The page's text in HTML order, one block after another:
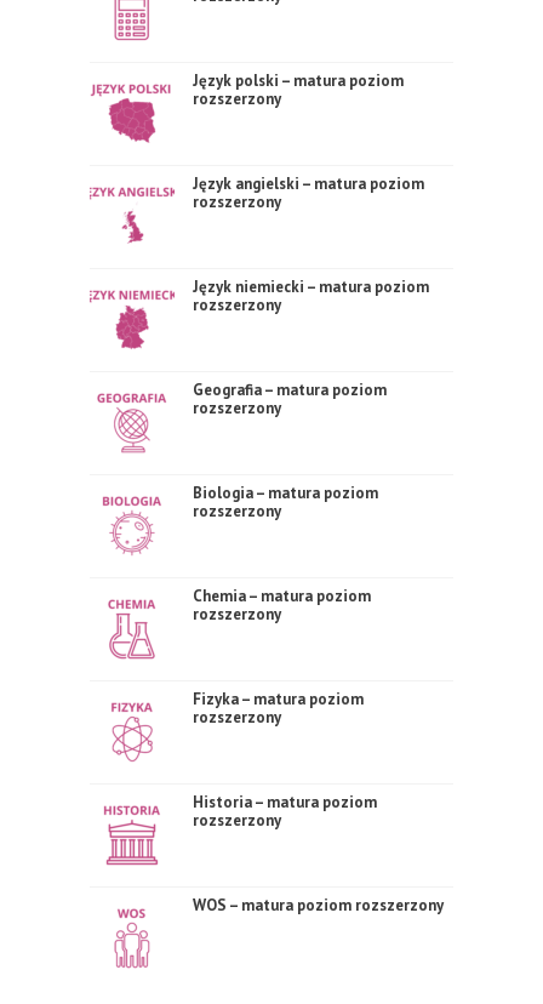
Język polski – matura poziom
rozszerzony
Język angielski – matura poziom
rozszerzony
Język niemiecki – matura poziom
rozszerzony
Geografia – matura poziom
rozszerzony
Biologia – matura poziom
rozszerzony
Chemia – matura poziom
rozszerzony
Fizyka – matura poziom
rozszerzony
Historia – matura poziom
rozszerzony
WOS – matura poziom rozszerzony